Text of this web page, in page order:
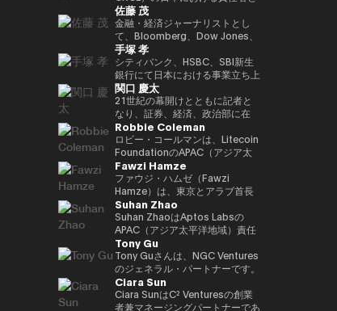
SBIホールディングスとの戦略的
提携を推進。法令に準拠した日本
円ステーブルコインの発行や、ト
ークン化された株式および現実資
産（RWA）に最適化されたブロ
ックチェーンの開発など、革新的
なインフラ整備を進めている。
よびイノベーション領域への投資
に特化したベンチャーキャピタル
ファンド Taisu Ventures の投資
委員会メンバーも務めています。
し、商流ファイナンスサービス立
ち上げ、事業統括、マーケティン
グ事業に従事。 また、メガバン
クとヤフーとのデジタルマーケテ
ィング子会社(JV)の取締役を担
当。 その後DeNA、
MobilityTechnologies（現GO）
にてMaaS事業に従事し、GO立
ち上げフェーズに参画。複数のプ
ロジェクトリードを実施。 2021
年にNEC入社した後は、web3、
生体認証、メタバース、秘密計算
などデジタルサービスの新規事業
を担当等。
CEOに就任。創業当時から国際
通信のゲートウェイ事業に着目
し、決済×テクノロジーの力で市
場の創造と行動の革新に取り組ん
でいる。
して、日本における事業戦略およ
び市場開発を統括。国内パートナ
ーシップの構築やエコシステム拡
大を推進し、日本の新たな規制枠
組みのもとで初めて認可されたス
テーブルコインであるUSDCの国
内展開を主導した。 Circle参画以
前は、Google Paymentsにてパ
ートナーシップおよび事業開発の
リーダー職を歴任。日本を代表す
る決済・フィンテック企業との戦
略的提携を推進し、プロダクト連
携や市場戦略の立案を担ったほ
か、オーストラリアおよびニュー
ジーランドでの市場ローンチをリ
ード。また、日本国内フィンテッ
ク企業の買収およびPMI（買収後
統合）を主導し、Googleのフィ
ンテック領域におけるプレゼンス
強化に貢献した。 それ以前は、
三井住友銀行およびJRIアメリカ
（ニューヨーク）にて、米州にお
けるグローバル・キャッシュマネ
ジメント・プラットフォームの統
佐藤 茂
金融・経済ジャーナリストとし
て、Bloomberg、Dow Jones、
S&P Globalで約18年にわたり、
金融市場およびコモディティ分野
を取材。CoinDesk Japanの創設
メンバーとして立ち上げに関わ
り、4年間編集長を務めた。2025
年1月にSuperteam Japanに事
業開発支援統括として参画、
2026年1月より現職。
手塚 孝
シティバンク、HSBC、SBI新生
銀行にて日本における事業立ち上
げや金融ITプロジェクト推進に従
事。その後Google Japanにて営
業統括、ByteDance(TikTok)では
副社長として日本事業成長を牽
引。現在はStartale Japan 代表
取締役CEOとして、日本市場で
のブロックチェーン技術のビジネ
スにおける活用を推進。
関口 慶太
21世紀の幕開けとともに記者と
なり、証券、経済、政治部に在
籍。兜町、霞ケ関、永田町と多角
的視点で金融・マーケットを取
材。2020年よりフィンテックエ
ディター。25年からNIKKEI
Financial副編集長。共著に「仮
想通貨バブル」、「NFTの教科
書」。
Robbie Coleman
ロビー・コールマンは、Litecoin
FoundationのAPAC（アジア太
平洋地域）統括責任者（Head of
APAC）です。2017年以降、この
非営利団体はLitecoin（LTC）の
普及、開発、そしてエコシステム
の成長に注力してきました。ロビ
ーはデジタルアセット／暗号資産
（クリプト）領域に11年にわた
り従事しており、Litecoin
Foundationの活動以外でも、グ
ローバルな取引所、ウォレット、
プライバシーツール、各種プロジ
ェクトの創業・共同創業や立ち上
Fawzi Hamze
ファウジ・ハムゼ（Fawzi
Hamze）は、東京とアラブ首長
国連邦を拠点に活動する国際的な
投資・アドバイザリー持株グルー
プ、Assets Advisors
Capital（AAC）の創業者兼会長
です。AACは、不動産投資、金
融アドバイザリー、デジタル資産
インフラ、テクノロジーベンチャ
ーなどの分野に特化した企業群の
ポートフォリオを統括し、アジア
Suhan Zhao
Suhan ZhaoはAptos Labsの
APAC（アジア太平洋地域）責任
者であり、機関投資家向けの高性
能パブリックLayer1ブロックチ
ェーンであるAptosの地域戦略、
事業成長、戦略的パートナーシッ
プを統括しています。 Aptos
Labs参画以前は、Ripple Labsに
Tony Gu
Tony Guさんは、NGC Ventures
のジェネラル・パートナーです。
NGC Venturesを設立する前は、
クロスボーダーのバイアウト・ア
ドバイザリー・ファームである
Ciara Sun
Ciara SunはC² Venturesの創業
者兼マネージングパートナーであ